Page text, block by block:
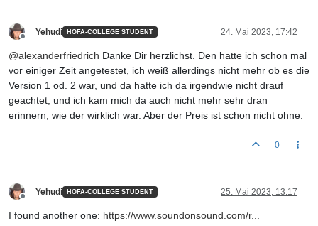
Yehudi HOFA-COLLEGE STUDENT 24. Mai 2023, 17:42
@alexanderfriedrich Danke Dir herzlichst. Den hatte ich schon mal
vor einiger Zeit angetestet, ich weiß allerdings nicht mehr ob es die
Version 1 od. 2 war, und da hatte ich da irgendwie nicht drauf
geachtet, und ich kam mich da auch nicht mehr sehr dran
erinnern, wie der wirklich war. Aber der Preis ist schon nicht ohne.
0
Yehudi HOFA-COLLEGE STUDENT 25. Mai 2023, 13:17
I found another one: https://www.soundonsound.com/r...